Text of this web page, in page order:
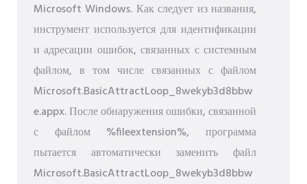
Microsoft Windows. Как следует из названия,
инструмент используется для идентификации
и адресации ошибок, связанных с системным
файлом, в том числе связанных с файлом
Microsoft.BasicAttractLoop_8wekyb3d8bbw
e.appx. После обнаружения ошибки, связанной
с файлом %fileextension%, программа
пытается автоматически заменить файл
Microsoft.BasicAttractLoop_8wekyb3d8bbw